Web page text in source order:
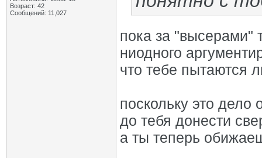
Возраст: 42
Сообщений: 11,027
пока за "высерами"
ниодного
что тебе пытаются
поскольку это дело
до тебя донести
а ты теперь